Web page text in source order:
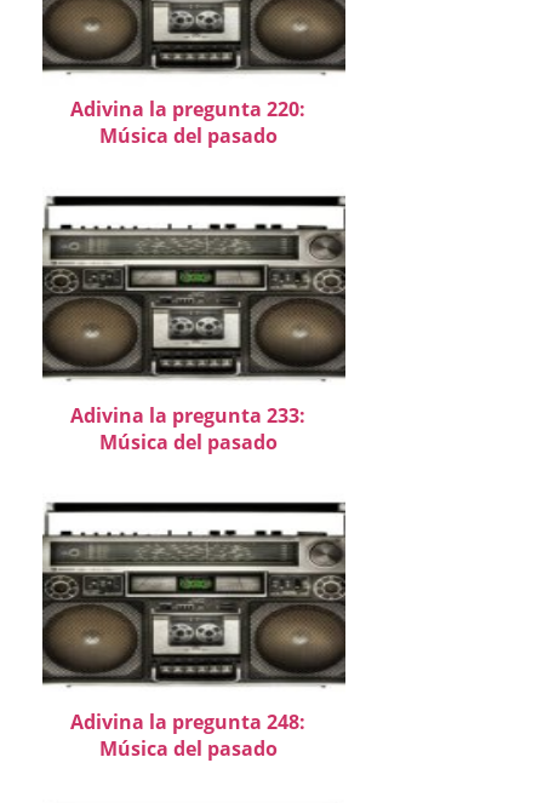
Adivina la pregunta 220:
Música del pasado
Adivina la pregunta 233:
Música del pasado
Adivina la pregunta 248:
Música del pasado